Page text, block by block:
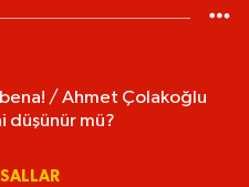
/ Ahmet Çolakoğlu
düşünür mü?